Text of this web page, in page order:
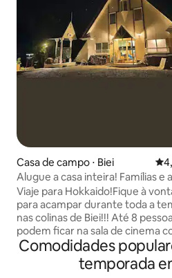
Casa de campo ⋅ Biei
Alugue a casa inteira! Famílias e
com crianças podem ficar
pois há uma sauna confortável
acampamento, mesmo no verão
e no inverno frio!
Viaje para Hokkaido!Fique à
para acampar durante toda a
nas colinas de Biei!!! Até 8
podem ficar na sala de cinema
quartos!2 quartos, 4 camas de
[Recém-introduzido: uma
a lenha e uma máquina de lavar
Comodidades
temporada